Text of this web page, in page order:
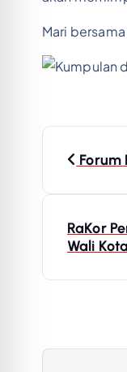
Mari
Forum
RaKor
Wali